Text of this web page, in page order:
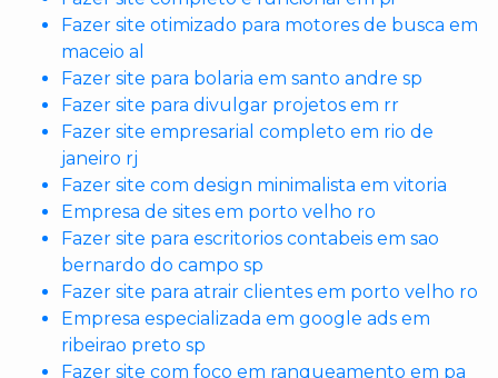
Fazer site otimizado para motores de busca em
maceio al
Fazer site para bolaria em santo andre sp
Fazer site para divulgar projetos em rr
Fazer site empresarial completo em rio de
janeiro rj
Fazer site com design minimalista em vitoria
Empresa de sites em porto velho ro
Fazer site para escritorios contabeis em sao
bernardo do campo sp
Fazer site para atrair clientes em porto velho ro
Empresa especializada em google ads em
ribeirao preto sp
Fazer site com foco em ranqueamento em pa